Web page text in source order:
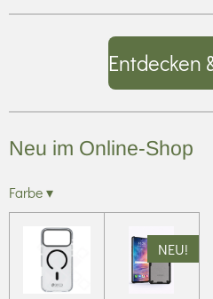
Entdecken
Neu im Online-Shop
Farbe▾
NEU!